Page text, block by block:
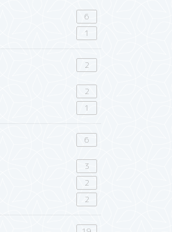
6
1
2
2
1
6
3
2
2